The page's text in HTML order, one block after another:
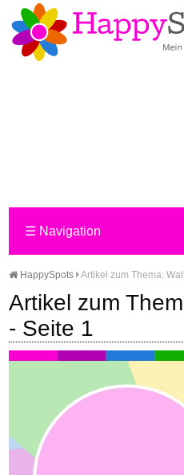
☰ Navigation
HappySpots Artikel zum Thema:
Artikel zum
- Seite 1